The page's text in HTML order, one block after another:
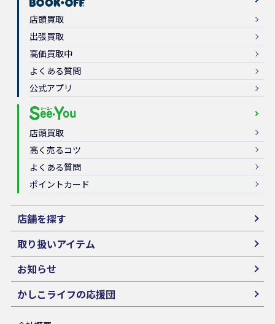
店頭買取
出張買取
高価買取中
よくある質問
公式アプリ
店頭買取
高く売るコツ
よくある質問
ポイントカード
店舗を探す
取り扱いアイテム
お知らせ
かしこライフの応援団